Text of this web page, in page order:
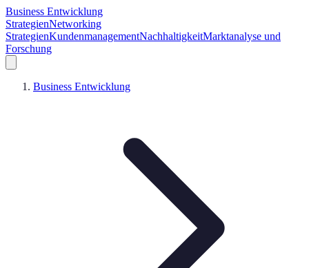
Business Entwicklung
StrategienNetworking
StrategienKundenmanagementNachhaltigkeitMarktanalyse und
Forschung
Business Entwicklung